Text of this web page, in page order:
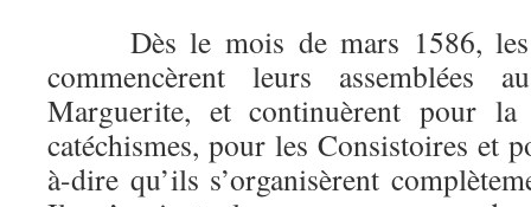
Dès le mois de mars 1586, les
commencèrent leurs assemblées
Marguerite, et continuèrent pour
catéchismes, pour les Consistoires et
à-dire qu’ils s’organisèrent